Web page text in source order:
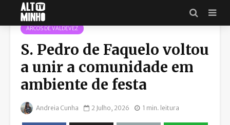
ARCOS DE VALDEVEZ
S. Pedro de Faquelo voltou
a unir a comunidade em
ambiente de festa
Andreia Cunha 2 Julho, 2026 1 min. leitura